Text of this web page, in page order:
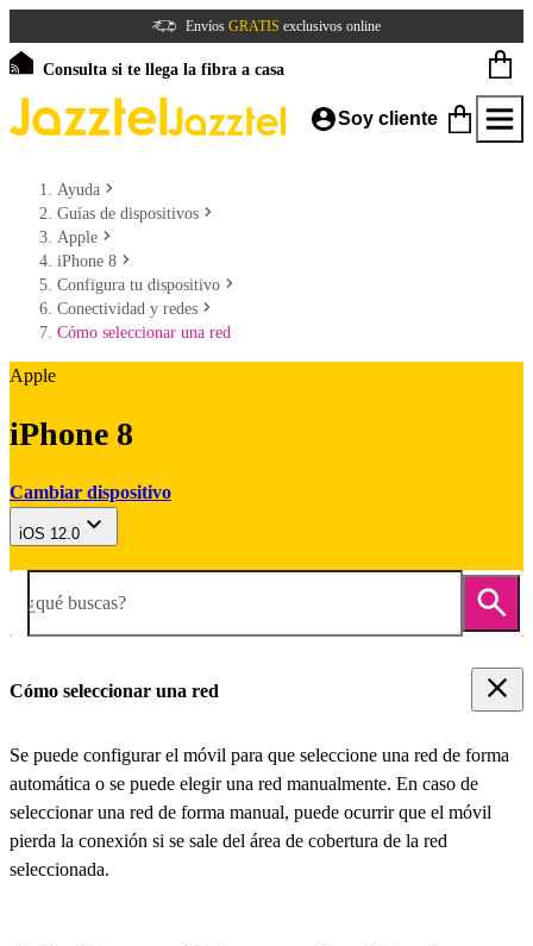
Envíos GRATIS exclusivos online
Consulta si te llega la fibra a casa
Soy cliente
Ayuda
Guías de dispositivos
Apple
iPhone 8
Configura tu dispositivo
Conectividad y redes
Cómo seleccionar una red
Apple
iPhone 8
Cambiar dispositivo
iOS 12.0
¿qué buscas?
Cómo seleccionar una red
Se puede configurar el móvil para que seleccione una red de forma
automática o se puede elegir una red manualmente. En caso de
seleccionar una red de forma manual, puede ocurrir que el móvil
pierda la conexión si se sale del área de cobertura de la red
seleccionada.